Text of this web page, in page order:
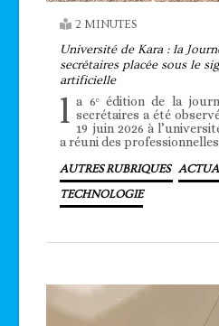
2 MINUTES
Université de Kara : la
secrétaires placée sous le
artificielle
l a 6ᵉ édition de la
secrétaires a été
19 juin 2026 à
a réuni des
AUTRES RUBRIQUES
TECHNOLOGIE